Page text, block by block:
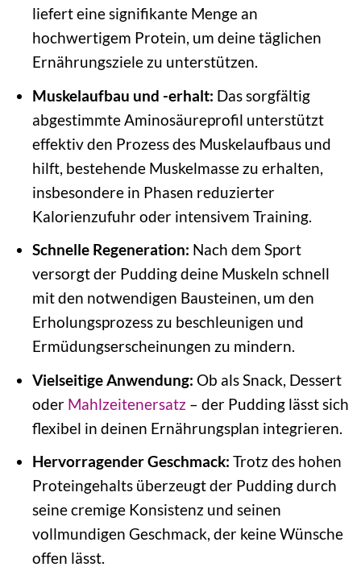
liefert eine signifikante Menge an
hochwertigem Protein, um deine täglichen
Ernährungsziele zu unterstützen.
Muskelaufbau und -erhalt: Das sorgfältig
abgestimmte Aminosäureprofil unterstützt
effektiv den Prozess des Muskelaufbaus und
hilft, bestehende Muskelmasse zu erhalten,
insbesondere in Phasen reduzierter
Kalorienzufuhr oder intensivem Training.
Schnelle Regeneration: Nach dem Sport
versorgt der Pudding deine Muskeln schnell
mit den notwendigen Bausteinen, um den
Erholungsprozess zu beschleunigen und
Ermüdungserscheinungen zu mindern.
Vielseitige Anwendung: Ob als Snack, Dessert
oder Mahlzeitenersatz– der Pudding lässt sich
flexibel in deinen Ernährungsplan integrieren.
Hervorragender Geschmack: Trotz des hohen
Proteingehalts überzeugt der Pudding durch
seine cremige Konsistenz und seinen
vollmundigen Geschmack, der keine Wünsche
offen lässt.